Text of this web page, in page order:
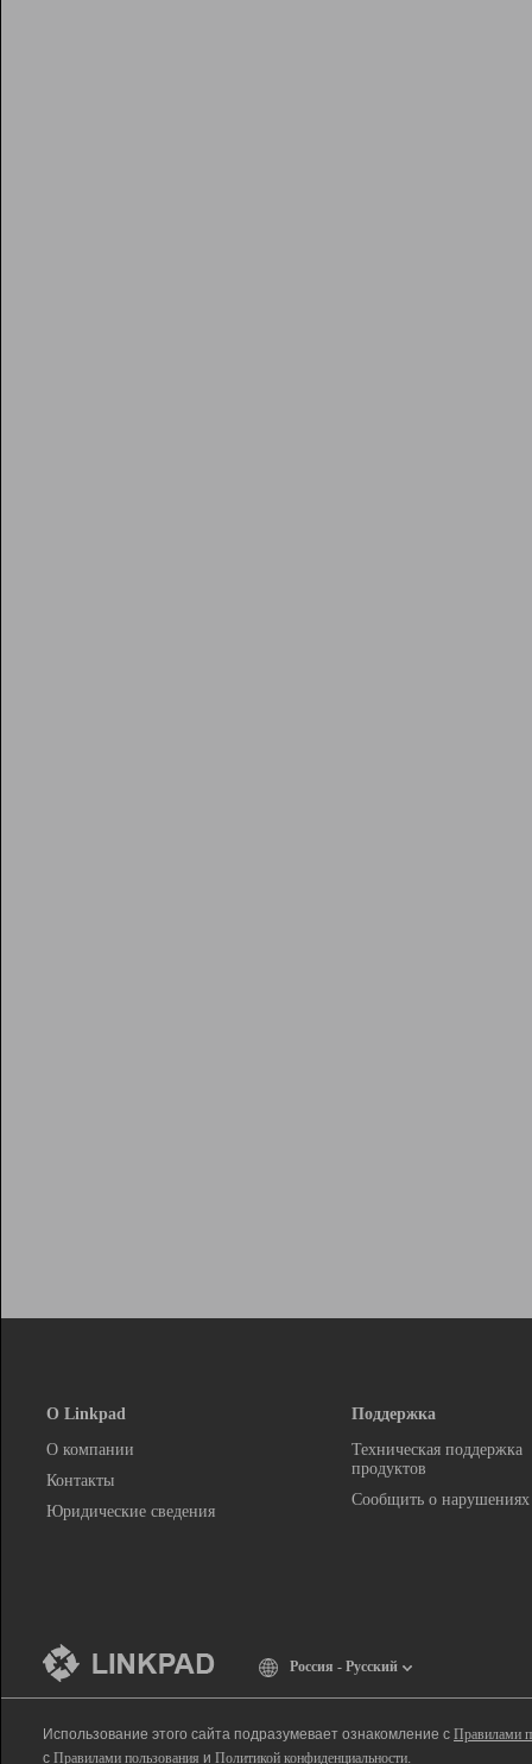
О Linkpad
О компании
Контакты
Юридические сведения
Поддержка
Техническая поддержка
продуктов
Сообщить о нарушениях
Россия - Русский
Использование этого сайта подразумевает ознакомление с Правилами
с Правилами пользования и Политикой конфиденциальности.